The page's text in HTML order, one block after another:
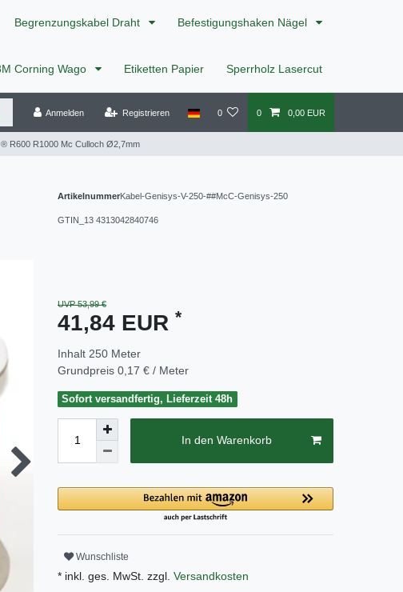
Begrenzungskabel Draht Befestigungshaken Nägel
Corning Wago Etiketten Papier Sperrholz Lasercut
Anmelden Registrieren 0 0 0,00 EUR
R600 R1000 Mc Culloch Ø2,7mm
ArtikelnummerKabel-Genisys-V-250-##McC-Genisys-250
GTIN_13 4313042840746
UVP 53,99 €
41,84 EUR *
Inhalt 250 Meter
Grundpreis 0,17 € / Meter
Sofort versandfertig, Lieferzeit 48h
In den Warenkorb
Wunschliste
* inkl. ges. MwSt. zzgl. Versandkosten